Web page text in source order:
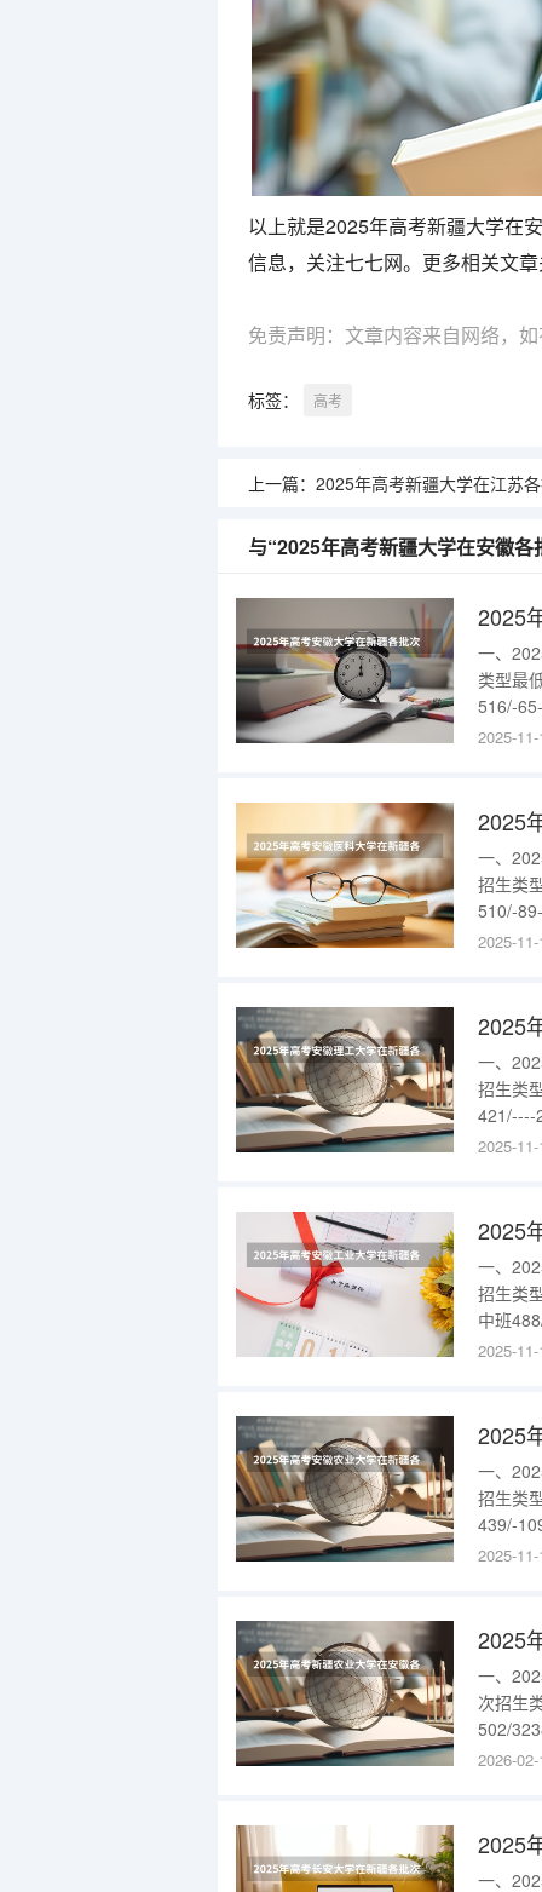
以上就是2025年高考新疆大学在
信息，关注七七网。更多相关文
免责声明：文章内容来自网络，
标签： 高考
上一篇： 2025年高考新疆大学在江苏各批次选科
与“2025年高考新疆大学在安徽
2025
一、
类型最
516/-
班，单
2025-
2025
一、
招生类
510/-
专项、
2025-
2025
一、
招生类
421/----
高中班
2025-
2025
一、
招生类
中班
入：
2025-
2025
一、
招生类
439/-
对口援
2025-
2025
一、
次招生
502/
500/
2026-
2025
一、